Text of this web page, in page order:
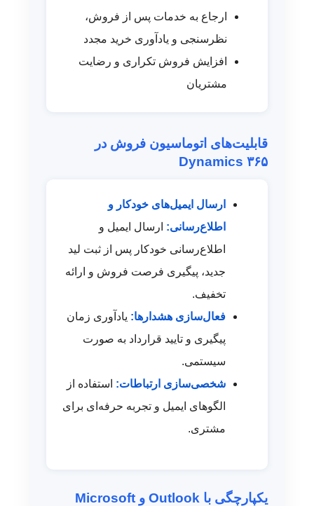
ارجاع به خدمات پس از فروش،
نظرسنجی و یادآوری خرید مجدد
افزایش فروش تکراری و رضایت
مشتریان
قابلیت‌های اتوماسیون فروش در
Dynamics ۳۶۵
ارسال ایمیل‌های خودکار و
اطلاع‌رسانی: ارسال ایمیل و
اطلاع‌رسانی خودکار پس از ثبت لید
جدید، پیگیری فرصت فروش و ارائه
تخفیف.
فعال‌سازی هشدارها: یادآوری زمان
پیگیری و تایید قرارداد به صورت
سیستمی.
شخصی‌سازی ارتباطات: استفاده از
الگوهای ایمیل و تجربه حرفه‌ای برای
مشتری.
یکپارچگی با Outlook و Microsoft